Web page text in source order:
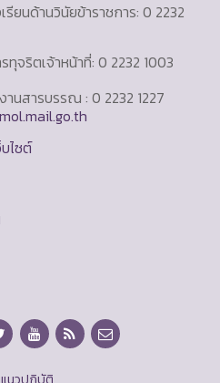
ยนด้านวินัยข้าราชการ: 0 2232
ทุจริตเจ้าหน้าที่: 0 2232 1003
นสารบรรณ : 0 2232 1227
ไซต์